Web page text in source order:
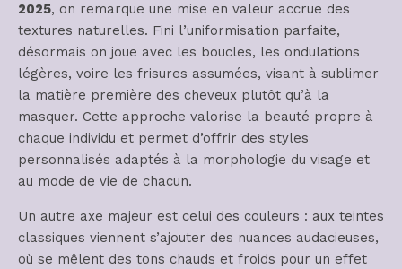
2025, on remarque une mise en valeur accrue des
textures naturelles. Fini l’uniformisation parfaite,
désormais on joue avec les boucles, les ondulations
légères, voire les frisures assumées, visant à sublimer
la matière première des cheveux plutôt qu’à la
masquer. Cette approche valorise la beauté propre à
chaque individu et permet d’offrir des styles
personnalisés adaptés à la morphologie du visage et
au mode de vie de chacun.
Un autre axe majeur est celui des couleurs : aux teintes
classiques viennent s’ajouter des nuances audacieuses,
où se mêlent des tons chauds et froids pour un effet